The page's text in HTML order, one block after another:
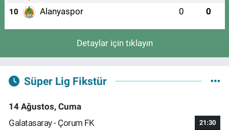
10 Alanyaspor 0 0
Detaylar için tıklayın
Süper Lig Fikstür
14 Ağustos, Cuma
Galatasaray - Çorum FK
21:30